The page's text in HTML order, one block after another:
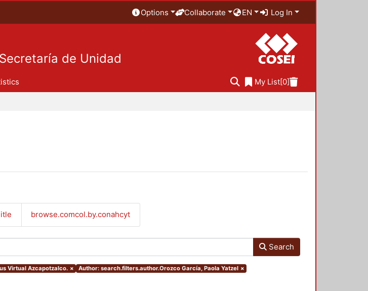
Options Collaborate EN Log In
Secretaría de Unidad
My List[0]
browse.comcol.by.conahcyt
Search
Virtual Azcapotzalco. × Author: search.filters.author.Orozco García, Paola Yatzel ×